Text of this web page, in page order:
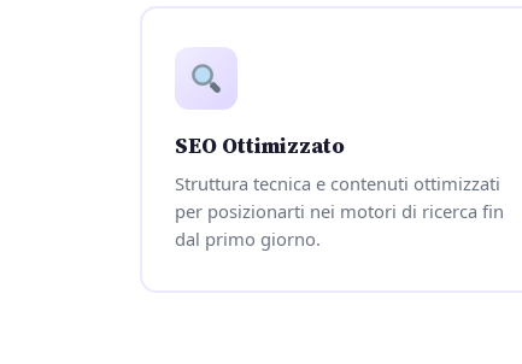
SEO Ottimizzato
Struttura tecnica e contenuti ottimizzati
per posizionarti nei motori di ricerca fin
dal primo giorno.